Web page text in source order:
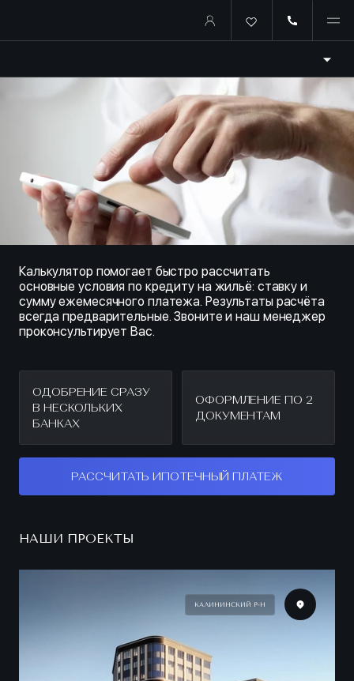
Купить квартиру в ипотеку
Калькулятор помогает быстро рассчитать
основные условия по кредиту на жильё: ставку и
сумму ежемесячного платежа. Результаты расчёта
всегда предварительные. Звоните и наш менеджер
проконсультирует Вас.
ОДОБРЕНИЕ СРАЗУ
В НЕСКОЛЬКИХ
БАНКАХ
ОФОРМЛЕНИЕ ПО 2
ДОКУМЕНТАМ
РАССЧИТАТЬ ИПОТЕЧНЫЙ ПЛАТЕЖ
НАШИ ПРОЕКТЫ
КАЛИНИНСКИЙ Р-Н